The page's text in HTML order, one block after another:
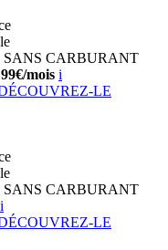
SANS CARBURANT
mois i
LE
SANS CARBURANT
i
LE